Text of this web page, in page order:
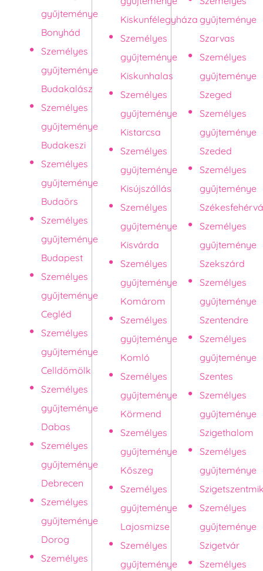
gyűjteménye
Bonyhád
Személyes
gyűjteménye
Budakalász
Személyes
gyűjteménye
Budakeszi
Személyes
gyűjteménye
Budaörs
Személyes
gyűjteménye
Budapest
Személyes
gyűjteménye
Cegléd
Személyes
gyűjteménye
Celldömölk
Személyes
gyűjteménye
Dabas
Személyes
gyűjteménye
Debrecen
Személyes
gyűjteménye
Dorog
Személyes
Kiskunfélegyháza
Személyes
gyűjteménye
Kiskunhalas
Személyes
gyűjteménye
Kistarcsa
Személyes
gyűjteménye
Kisújszállás
Személyes
gyűjteménye
Kisvárda
Személyes
gyűjteménye
Komárom
Személyes
gyűjteménye
Komló
Személyes
gyűjteménye
Körmend
Személyes
gyűjteménye
Kőszeg
Személyes
gyűjteménye
Lajosmizse
Személyes
gyűjteménye
gyűjteménye
Szarvas
Személyes
gyűjteménye
Szeged
Személyes
gyűjteménye
Szeded
Személyes
gyűjteménye
Személyes
gyűjteménye
Szekszárd
Személyes
gyűjteménye
Szentendre
Személyes
gyűjteménye
Szentes
Személyes
gyűjteménye
Szigethalom
Személyes
gyűjteménye
Személyes
gyűjteménye
Szigetvár
Személyes